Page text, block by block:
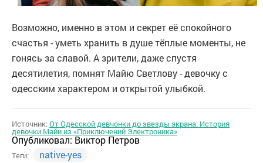
Возможно, именно в этом и секрет её спокойного
счастья - уметь хранить в душе тёплые моменты, не
гонясь за славой. А зрители, даже спустя
десятилетия, помнят Майю Светлову - девочку с
одесским характером и открытой улыбкой.
Источник:От Одесской девчонки до звезды экрана: История
девочки Майи из «Приключений Электроника»
Опубликовал:Виктор Петров
Теги: native-yes